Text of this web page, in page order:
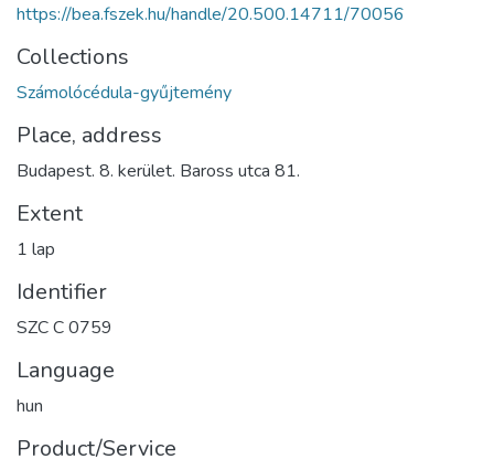
https://bea.fszek.hu/handle/20.500.14711/70056
Collections
Számolócédula-gyűjtemény
Place, address
Budapest. 8. kerület. Baross utca 81.
Extent
1 lap
Identifier
SZC C 0759
Language
hun
Product/Service